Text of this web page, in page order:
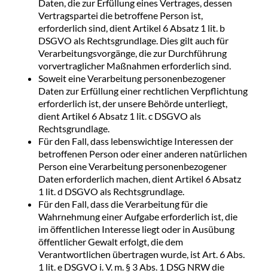
Daten, die zur Erfüllung eines Vertrages, dessen
Vertragspartei die betroffene Person ist,
erforderlich sind, dient Artikel 6 Absatz 1 lit. b
DSGVO als Rechtsgrundlage. Dies gilt auch für
Verarbeitungsvorgänge, die zur Durchführung
vorvertraglicher Maßnahmen erforderlich sind.
Soweit eine Verarbeitung personenbezogener
Daten zur Erfüllung einer rechtlichen Verpflichtung
erforderlich ist, der unsere Behörde unterliegt,
dient Artikel 6 Absatz 1 lit. c DSGVO als
Rechtsgrundlage.
Für den Fall, dass lebenswichtige Interessen der
betroffenen Person oder einer anderen natürlichen
Person eine Verarbeitung personenbezogener
Daten erforderlich machen, dient Artikel 6 Absatz
1 lit. d DSGVO als Rechtsgrundlage.
Für den Fall, dass die Verarbeitung für die
Wahrnehmung einer Aufgabe erforderlich ist, die
im öffentlichen Interesse liegt oder in Ausübung
öffentlicher Gewalt erfolgt, die dem
Verantwortlichen übertragen wurde, ist Art. 6 Abs.
1 lit. e DSGVO i. V. m. § 3 Abs. 1 DSG NRW die